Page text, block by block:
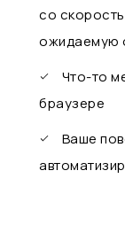
со
ожидаемую
Что-то
браузере
Ваше